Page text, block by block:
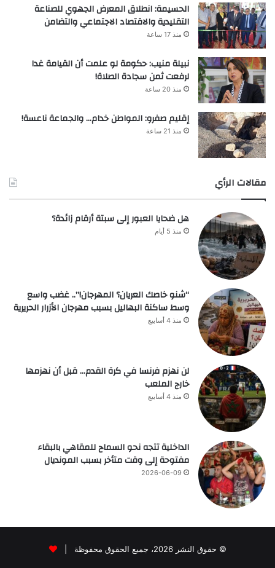
الحسيمة: انطلاق المعرض الجهوي للصناعة
التقليدية والاقتصاد الاجتماعي والتضامن
منذ 17 ساعة
نبيلة منيب: حكومة لو علمت أن القيامة غدا
لرفعت ثمن سجادة الصلاة!
منذ 20 ساعة
إقليم صفرو: المواطن خدام… والجماعة ناعسة!
منذ 21 ساعة
مقالات الرأي
هل ضحايا العبور إلى سبتة أرقام زائدة؟
منذ 5 أيام
“شنو خاصك العريان؟ المهرجان!”.. غضب واسع
وسط ساكنة البهاليل بسبب مهرجان الأزرار الحريرية
منذ 4 أسابيع
لن نهزم فرنسا في كرة القدم… قبل أن نهزمها
خارج الملعب
منذ 4 أسابيع
الداخلية تتجه نحو السماح للمقاهي بالبقاء
مفتوحة إلى وقت متأخر بسبب المونديال
2026-06-09
© حقوق النشر 2026، جميع الحقوق محفوظة |